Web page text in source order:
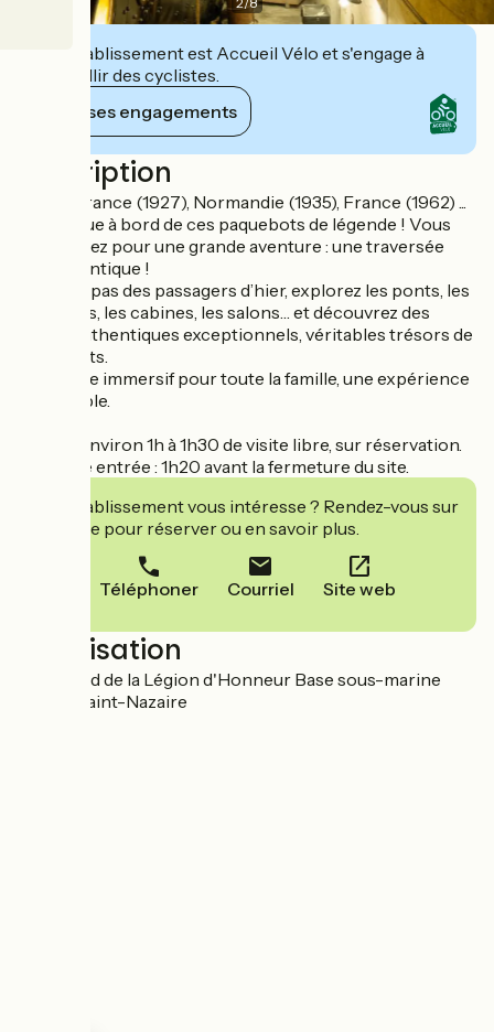
Cet établissement est Accueil Vélo et s'engage à
accueillir des cyclistes.
Voir ses engagements
Description
Ile-de-France (1927), Normandie (1935), France (1962) ...
Bienvenue à bord de ces paquebots de légende ! Vous
embarquez pour une grande aventure : une traversée
transatlantique !
Dans les pas des passagers d’hier, explorez les ponts, les
coursives, les cabines, les salons… et découvrez des
objets authentiques exceptionnels, véritables trésors de
paquebots.
Un musée immersif pour toute la famille, une expérience
inoubliable.
Durée : environ 1h à 1h30 de visite libre, sur réservation.
Dernière entrée : 1h20 avant la fermeture du site.
Cet établissement vous intéresse ? Rendez-vous sur
leur site pour réserver ou en savoir plus.
Téléphoner Courriel Site web
Localisation
Boulevard de la Légion d'Honneur Base sous-marine
44600 Saint-Nazaire